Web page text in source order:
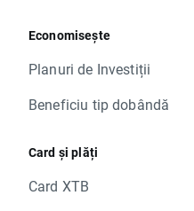
Economisește
Planuri de Investiții
Beneficiu tip dobândă
Card și plăți
Card XTB